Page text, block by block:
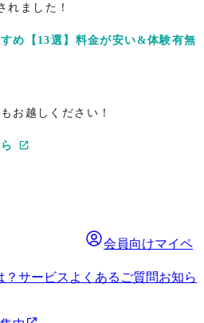
れました！
め【13選】料金が安い&体験有無
お越しください！
会員向けマイペ
？ サービス よくあるご質問お知ら